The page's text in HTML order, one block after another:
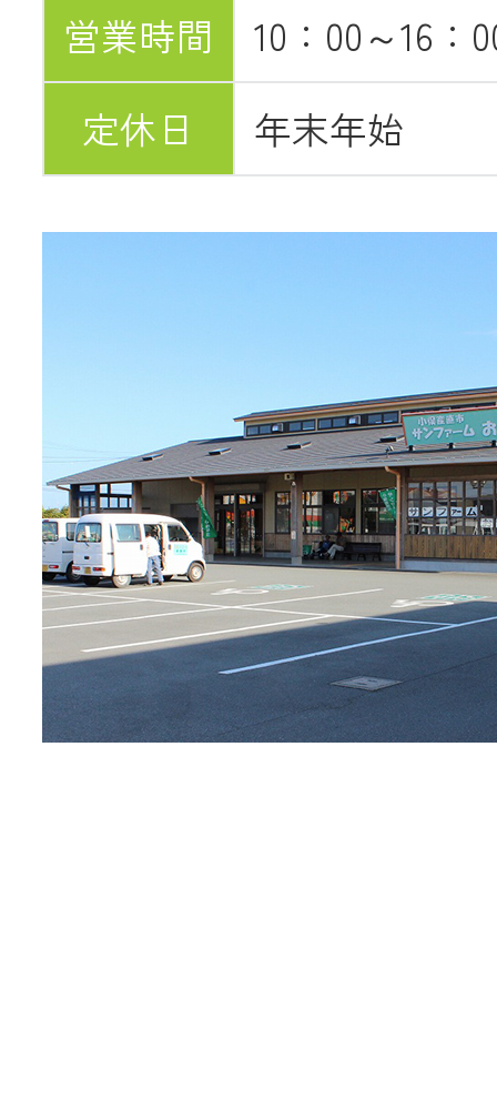
営業時間
10：00～16：
定休日
年末年始